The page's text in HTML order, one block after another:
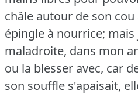
châle autour de son
épingle à nourrice;
maladroite, dans mon
ou la blesser avec, car
son souffle s'apaisait,